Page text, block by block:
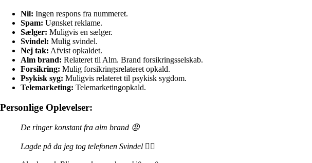
Nil: Ingen respons fra nummeret.
Spam: Uønsket reklame.
Sælger: Muligvis en sælger.
Svindel: Mulig svindel.
Nej tak: Afvist opkaldet.
Alm brand: Relateret til Alm. Brand forsikringsselskab.
Forsikring: Mulig forsikringsrelateret opkald.
Psykisk syg: Muligvis relateret til psykisk sygdom.
Telemarketing: Telemarketingopkald.
Personlige Oplevelser:
De ringer konstant fra alm brand 😡
Lagde på da jeg tog telefonen Svindel 🤷‍♂️